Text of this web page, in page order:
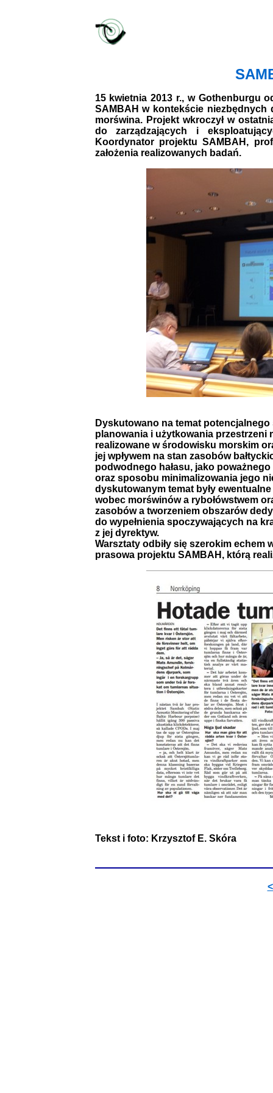
15 kwietnia 2013 r., w Gothenburgu
SAMBAH w kontekście niezbędnych
morświna. Projekt wkroczył w
do zarządzających i
Koordynator projektu SAMBAH,
założenia realizowanych badań.
Dyskutowano na temat
planowania i użytkowania przestrzeni
realizowane w środowisku morskim
jej wpływem na stan zasobów
podwodnego hałasu, jako
oraz sposobu minimalizowania jego
dyskutowanym temat były
wobec morświnów a rybołówstwem
zasobów a tworzeniem obszarów
do wypełnienia spoczywających na
z jej dyrektyw.
Warsztaty odbiły się szerokim echem
prasowa projektu SAMBAH, którą
Tekst i foto: Krzysztof E. Skóra